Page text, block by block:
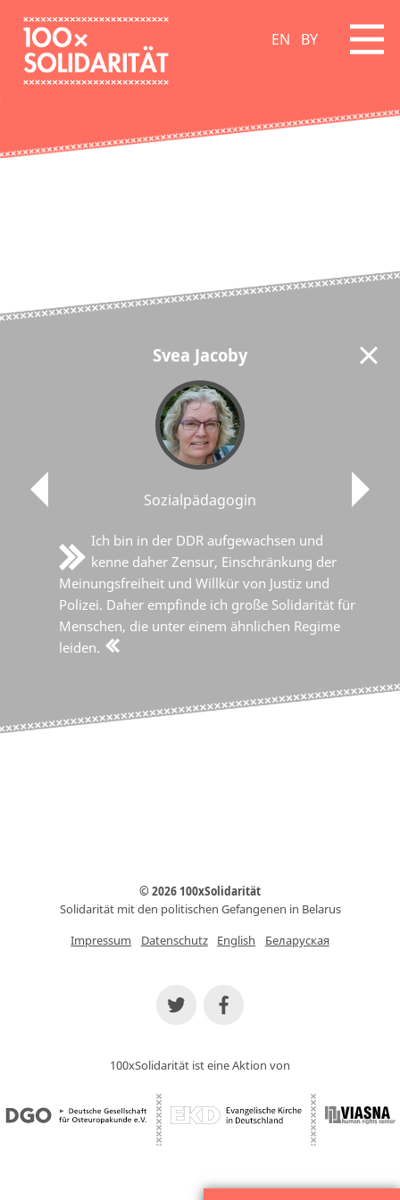
EN BY
Svea Jacoby
Sozialpädagogin
Ich bin in der DDR aufgewachsen und
kenne daher Zensur, Einschränkung der
Meinungsfreiheit und Willkür von Justiz und
Polizei. Daher empfinde ich große Solidarität für
Menschen, die unter einem ähnlichen Regime
leiden.
© 2026 100xSolidarität
Solidarität mit den politischen Gefangenen in Belarus
Impressum
Datenschutz English Беларуская
100xSolidarität ist eine Aktion von